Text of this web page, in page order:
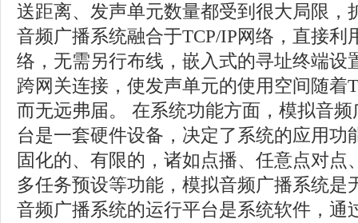
送距离、发声单元数量都受到很大局限，
音频广播系统融合于TCP/IP网络，直接利
络，无需另行布线，嵌入式的寻址终端设
跨网关连接，使发声单元的使用空间随着
而无远弗届。 在系统功能方面，模拟音
台是一套硬件设备，决定了系统的应用功
固化的、有限的，诸如点播、任意点对点
多任务预设等功能，模拟音频广播系统是
音频广播系统的运行平台是系统软件，通